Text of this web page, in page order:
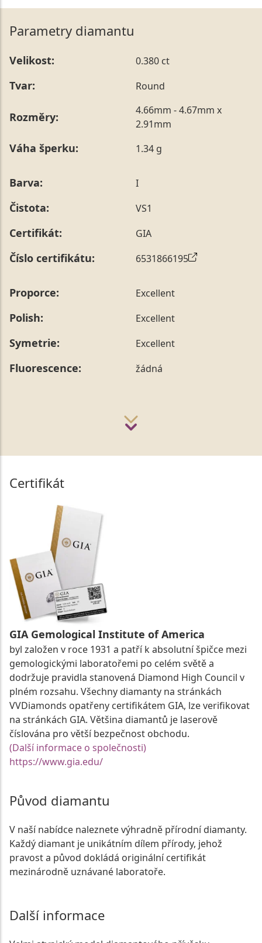
Parametry diamantu
Velikost: 0.380 ct
Tvar: Round
Rozměry:
4.66mm - 4.67mm x
2.91mm
Váha šperku: 1.34 g
Barva: I
Čistota: VS1
Certifikát: GIA
Číslo certifikátu: 6531866195
Proporce: Excellent
Polish: Excellent
Symetrie: Excellent
Fluorescence: žádná
Certifikát
GIA Gemological Institute of America
byl založen v roce 1931 a patří k absolutní špičce mezi
gemologickými laboratořemi po celém světě a
dodržuje pravidla stanovená Diamond High Council v
plném rozsahu. Všechny diamanty na stránkách
VVDiamonds opatřeny certifikátem GIA, lze verifikovat
na stránkách GIA. Většina diamantů je laserově
číslována pro větší bezpečnost obchodu.
(Další informace o společnosti)
https://www.gia.edu/
Původ diamantu
V naší nabídce naleznete výhradně přírodní diamanty.
Každý diamant je unikátním dílem přírody, jehož
pravost a původ dokládá originální certifikát
mezinárodně uznávané laboratoře.
Další informace